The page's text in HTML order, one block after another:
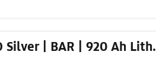
Silver | BAR | 920 Ah Lith.